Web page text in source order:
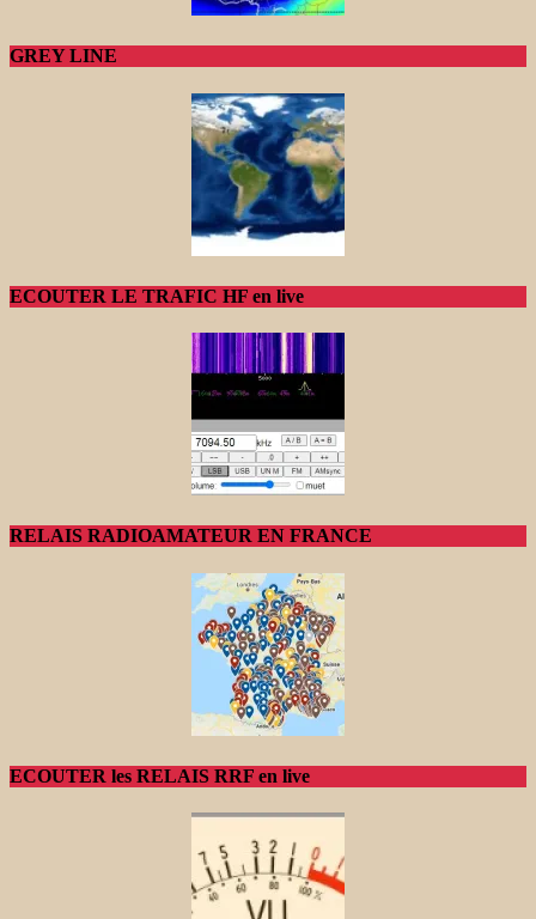
GREY LINE
ECOUTER LE TRAFIC HF en live
RELAIS RADIOAMATEUR EN FRANCE
ECOUTER les RELAIS RRF en live